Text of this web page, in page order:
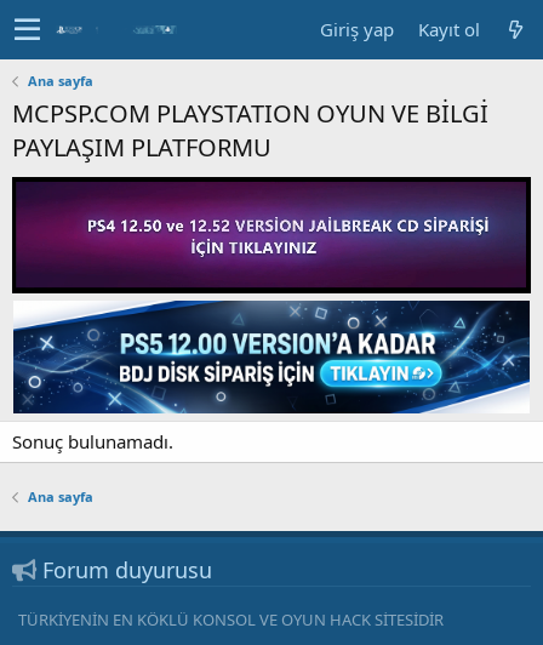
Giriş yap Kayıt ol
Ana sayfa
MCPSP.COM PLAYSTATION OYUN VE BİLGİ
PAYLAŞIM PLATFORMU
Sonuç bulunamadı.
Ana sayfa
Forum duyurusu
TÜRKİYENİN EN KÖKLÜ KONSOL VE OYUN HACK SİTESİDİR